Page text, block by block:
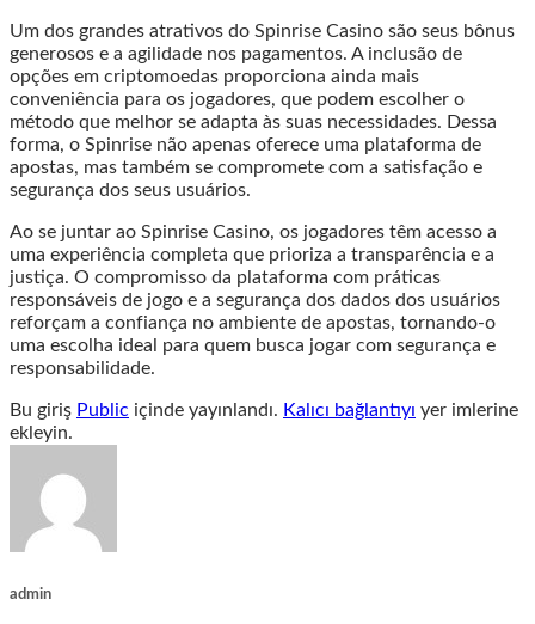
Um dos grandes atrativos do Spinrise Casino são seus bônus
generosos e a agilidade nos pagamentos. A inclusão de
opções em criptomoedas proporciona ainda mais
conveniência para os jogadores, que podem escolher o
método que melhor se adapta às suas necessidades. Dessa
forma, o Spinrise não apenas oferece uma plataforma de
apostas, mas também se compromete com a satisfação e
segurança dos seus usuários.
Ao se juntar ao Spinrise Casino, os jogadores têm acesso a
uma experiência completa que prioriza a transparência e a
justiça. O compromisso da plataforma com práticas
responsáveis de jogo e a segurança dos dados dos usuários
reforçam a confiança no ambiente de apostas, tornando-o
uma escolha ideal para quem busca jogar com segurança e
responsabilidade.
Bu giriş Public içinde yayınlandı. Kalıcı bağlantıyı yer imlerine
ekleyin.
admin